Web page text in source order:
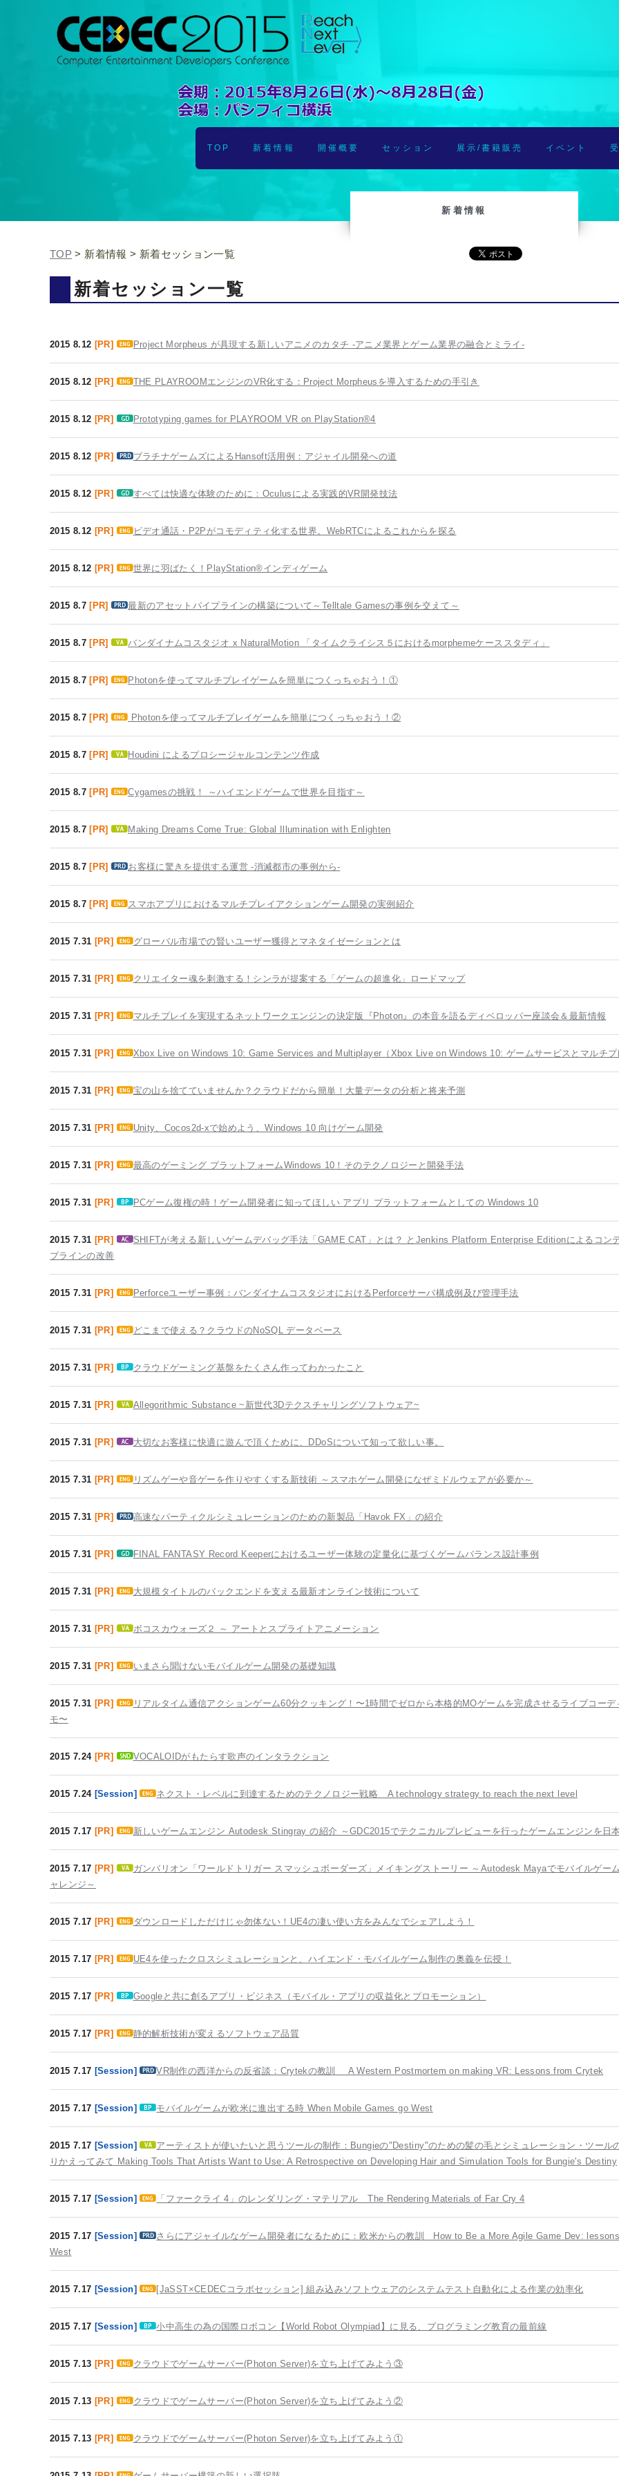
TOP 新着情報 開催概要 セッション 展示/書籍販売 イベント
新着情報
TOP > 新着情報 > 新着セッション一覧
新着セッション一覧
2015 8.12 [PR] Project Morpheus が具現する新しいアニメのカタチ -アニメ業界とゲーム業界の融合とミライ-
2015 8.12 [PR] THE PLAYROOMエンジンのVR化する：Project Morpheusを導入するための手引き
2015 8.12 [PR] Prototyping games for PLAYROOM VR on PlayStation®4
2015 8.12 [PR] プラチナゲームズによるHansoft活用例：アジャイル開発への道
2015 8.12 [PR] すべては快適な体験のために：Oculusによる実践的VR開発技法
2015 8.12 [PR] ビデオ通話・P2Pがコモディティ化する世界。WebRTCによるこれからを探る
2015 8.12 [PR] 世界に羽ばたく！PlayStation®インディゲーム
2015 8.7 [PR] 最新のアセットパイプラインの構築について～Telltale Gamesの事例を交えて～
2015 8.7 [PR] バンダイナムコスタジオ x NaturalMotion 「タイムクライシス５におけるmorphemeケーススタディ」
2015 8.7 [PR] Photonを使ってマルチプレイゲームを簡単につくっちゃおう！①
2015 8.7 [PR] Photonを使ってマルチプレイゲームを簡単につくっちゃおう！②
2015 8.7 [PR] Houdini によるプロシージャルコンテンツ作成
2015 8.7 [PR] Cygamesの挑戦！ ～ハイエンドゲームで世界を目指す～
2015 8.7 [PR] Making Dreams Come True: Global Illumination with Enlighten
2015 8.7 [PR] お客様に驚きを提供する運営 -消滅都市の事例から-
2015 8.7 [PR] スマホアプリにおけるマルチプレイアクションゲーム開発の実例紹介
2015 7.31 [PR] グローバル市場での賢いユーザー獲得とマネタイゼーションとは
2015 7.31 [PR] クリエイター魂を刺激する！シンラが提案する「ゲームの超進化」ロードマップ
2015 7.31 [PR] マルチプレイを実現するネットワークエンジンの決定版『Photon』の本音を語るディベロッパー座談会＆最新情報
2015 7.31 [PR] Xbox Live on Windows 10: Game Services and Multiplayer（Xbox Live on Windows 10: ゲームサービスとマルチプ
2015 7.31 [PR] 宝の山を捨てていませんか？クラウドだから簡単！大量データの分析と将来予測
2015 7.31 [PR] Unity、Cocos2d-xで始めよう、Windows 10 向けゲーム開発
2015 7.31 [PR] 最高のゲーミング プラットフォームWindows 10！そのテクノロジーと開発手法
2015 7.31 [PR] PCゲーム復権の時！ゲーム開発者に知ってほしい アプリ プラットフォームとしての Windows 10
2015 7.31 [PR]
SHIFTが考える新しいゲームデバッグ手法「GAME CAT」とは？ とJenkins Platform Enterprise Editionによるコン
プラインの改善
2015 7.31 [PR] Perforceユーザー事例：バンダイナムコスタジオにおけるPerforceサーバ構成例及び管理手法
2015 7.31 [PR] どこまで使える？クラウドのNoSQL データベース
2015 7.31 [PR] クラウドゲーミング基盤をたくさん作ってわかったこと
2015 7.31 [PR] Allegorithmic Substance ~新世代3Dテクスチャリングソフトウェア~
2015 7.31 [PR] 大切なお客様に快適に遊んで頂くために、DDoSについて知って欲しい事。
2015 7.31 [PR] リズムゲーや音ゲーを作りやすくする新技術 ～スマホゲーム開発になぜミドルウェアが必要か～
2015 7.31 [PR] 高速なパーティクルシミュレーションのための新製品「Havok FX」の紹介
2015 7.31 [PR] FINAL FANTASY Record Keeperにおけるユーザー体験の定量化に基づくゲームバランス設計事例
2015 7.31 [PR] 大規模タイトルのバックエンドを支える最新オンライン技術について
2015 7.31 [PR] ボコスカウォーズ２ ～ アートとスプライトアニメーション
2015 7.31 [PR] いまさら聞けないモバイルゲーム開発の基礎知識
2015 7.31 [PR]
リアルタイム通信アクションゲーム60分クッキング！〜1時間でゼロから本格的MOゲームを完成させるライブコーデ
モ〜
2015 7.24 [PR] VOCALOIDがもたらす歌声のインタラクション
2015 7.24 [Session] ネクスト・レベルに到達するためのテクノロジー戦略 A technology strategy to reach the next level
2015 7.17 [PR] 新しいゲームエンジン Autodesk Stingray の紹介 ～GDC2015でテクニカルプレビューを行ったゲームエンジンを日
2015 7.17 [PR]
ガンバリオン「ワールドトリガー スマッシュボーダーズ」メイキングストーリー ～Autodesk Mayaでモバイルゲー
ャレンジ～
2015 7.17 [PR] ダウンロードしただけじゃ勿体ない！UE4の凄い使い方をみんなでシェアしよう！
2015 7.17 [PR] UE4を使ったクロスシミュレーションと、ハイエンド・モバイルゲーム制作の奥義を伝授！
2015 7.17 [PR] Googleと共に創るアプリ・ビジネス（モバイル・アプリの収益化とプロモーション）
2015 7.17 [PR] 静的解析技術が変えるソフトウェア品質
2015 7.17 [Session] VR制作の西洋からの反省談：Crytekの教訓 A Western Postmortem on making VR: Lessons from Crytek
2015 7.17 [Session] モバイルゲームが欧米に進出する時 When Mobile Games go West
2015 7.17 [Session]
アーティストが使いたいと思うツールの制作：Bungieの"Destiny"のための髪の毛とシミュレーション・ツール
りかえってみて Making Tools That Artists Want to Use: A Retrospective on Developing Hair and Simulation Tools for Bungie's Destiny
2015 7.17 [Session] 「ファークライ 4」のレンダリング・マテリアル The Rendering Materials of Far Cry 4
2015 7.17 [Session]
さらにアジャイルなゲーム開発者になるために：欧米からの教訓 How to Be a More Agile Game Dev:
West
2015 7.17 [Session] [JaSST×CEDECコラボセッション] 組み込みソフトウェアのシステムテスト自動化による作業の効率化
2015 7.17 [Session] 小中高生の為の国際ロボコン【World Robot Olympiad】に見る、プログラミング教育の最前線
2015 7.13 [PR] クラウドでゲームサーバー(Photon Server)を立ち上げてみよう③
2015 7.13 [PR] クラウドでゲームサーバー(Photon Server)を立ち上げてみよう②
2015 7.13 [PR] クラウドでゲームサーバー(Photon Server)を立ち上げてみよう①